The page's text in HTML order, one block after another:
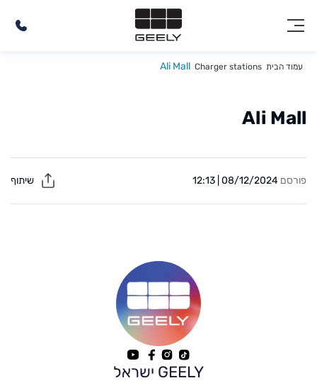
עמוד הבית Charger stations
Ali Mall
Ali Mall
פורסם 08/12/2024 | 12:13
GEELY ישראל